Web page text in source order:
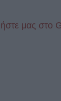
μας στo